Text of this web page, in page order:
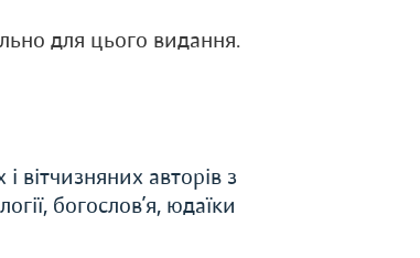
для цього видання.
вітчизняних авторів з
богослов’я, юдаїки